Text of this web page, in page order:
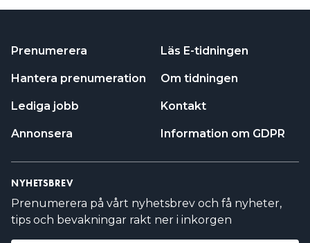
Prenumerera
Hantera prenumeration
Lediga jobb
Annonsera
Läs E-tidningen
Om tidningen
Kontakt
Information om GDPR
NYHETSBREV
Prenumerera på vårt nyhetsbrev och få nyheter,
tips och bevakningar rakt ner i inkorgen